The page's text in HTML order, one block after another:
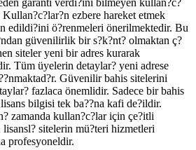
garanti verdi?ini bilmeyen kullan?c?
ezbere hareket etmek
edildi?ini ö?renmeleri önerilmektedir. Bu
güvenilirlik bir s?k?nt? olmaktan ç?
siteler yeni bir adres kurarak
Tüm üyelerin detaylar? yeni adrese
Güvenilir bahis sitelerini
fazlaca önemlidir. Sadece bir bahis
bilgisi tek ba??na kafi de?ildir.
zamanda kullan?c?lar için çe?itli
sitelerin mü?teri hizmetleri
profesyoneldir.